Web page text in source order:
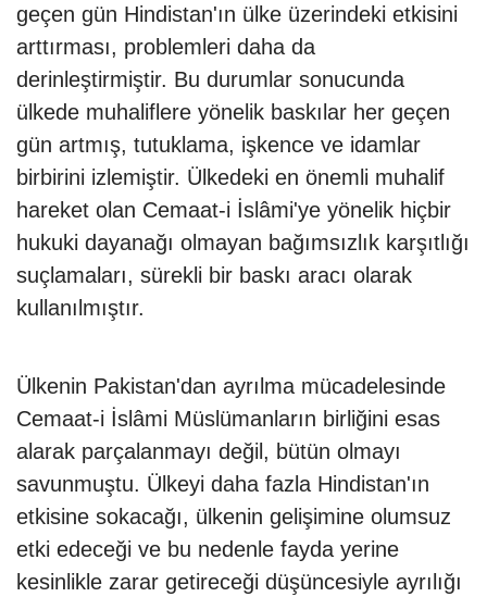
geçen gün Hindistan'ın ülke üzerindeki etkisini
arttırması, problemleri daha da
derinleştirmiştir. Bu durumlar sonucunda
ülkede muhaliflere yönelik baskılar her geçen
gün artmış, tutuklama, işkence ve idamlar
birbirini izlemiştir. Ülkedeki en önemli muhalif
hareket olan Cemaat-i İslâmi'ye yönelik hiçbir
hukuki dayanağı olmayan bağımsızlık karşıtlığı
suçlamaları, sürekli bir baskı aracı olarak
kullanılmıştır.
Ülkenin Pakistan'dan ayrılma mücadelesinde
Cemaat-i İslâmi Müslümanların birliğini esas
alarak parçalanmayı değil, bütün olmayı
savunmuştu. Ülkeyi daha fazla Hindistan'ın
etkisine sokacağı, ülkenin gelişimine olumsuz
etki edeceği ve bu nedenle fayda yerine
kesinlikle zarar getireceği düşüncesiyle ayrılığı